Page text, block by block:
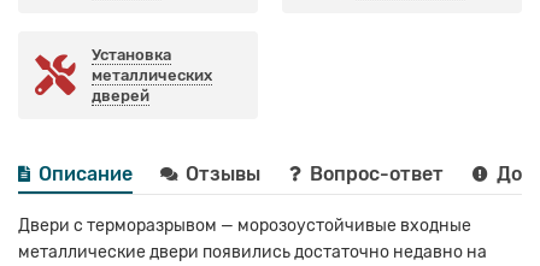
Установка
металлических
дверей
Описание Отзывы Вопрос-ответ
Двери с терморазрывом — морозоустойчивые входные
металлические двери появились достаточно недавно на